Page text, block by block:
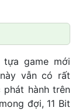
game mới
vẫn có rất
phát hành trên
đợi, 11 Bit